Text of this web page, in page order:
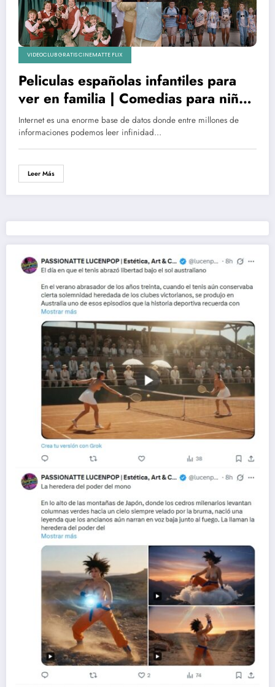
VIDEOCLUB GRATIS CINEMATTE FLIX
Peliculas españolas infantiles para
ver en familia | Comedias para niños
y padres gratis en el videoclub
Cinematte Flix
Internet es una enorme base de datos donde entre millones de
informaciones podemos leer infinidad…
Leer Más